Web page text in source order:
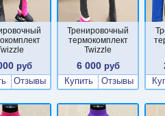
руб
Отзывы
Тренировочный
термокомплект
Twizzle
6 000руб
Купить
Отзывы